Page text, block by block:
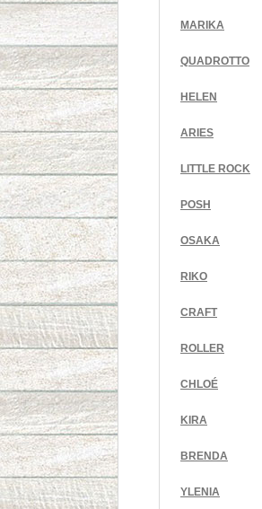
MARIKA
QUADROTTO
HELEN
ARIES
LITTLE ROCK
POSH
OSAKA
RIKO
CRAFT
ROLLER
CHLOÉ
KIRA
BRENDA
YLENIA